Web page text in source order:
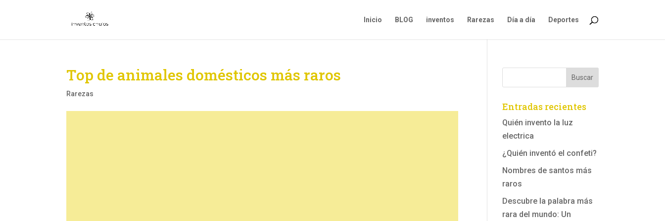
Inicio BLOG inventos Rarezas Día a día Deportes
Top de animales domésticos más raros
Rarezas
Entradas recientes
Quién invento la luz
electrica
¿Quién inventó el confeti?
Nombres de santos más
raros
Descubre la palabra más
rara del mundo: Un